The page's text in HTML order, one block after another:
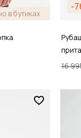
в бутиках
-
16